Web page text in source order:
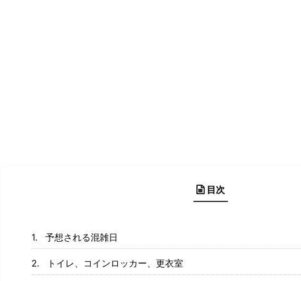
目次
予想される混雑日
トイレ、コインロッカー、更衣室